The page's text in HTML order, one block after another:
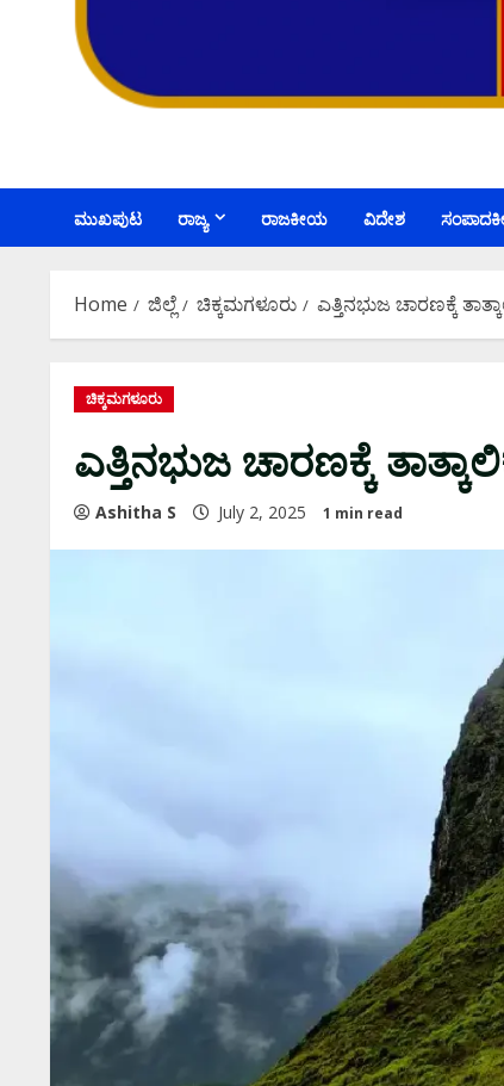
ಮುಖಪುಟ ರಾಜ್ಯ ರಾಜಕೀಯ ವಿದೇಶ
Home ಜಿಲ್ಲೆ ಚಿಕ್ಕಮಗಳೂರು ಎತ್ತಿನಭುಜ ಚಾರಣಕ್ಕೆ
ಚಿಕ್ಕಮಗಳೂರು
ಎತ್ತಿನಭುಜ ಚಾರಣಕ್ಕೆ
Ashitha S July 2, 2025 1 min read